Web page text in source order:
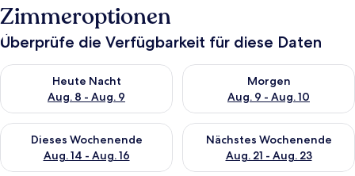
Zimmeroptionen
Überprüfe die Verfügbarkeit für diese Daten
Heute Nacht
Aug. 8 - Aug. 9
Überprüfe die Verfügbarkeit für heute Nacht, Aug. 8 - Aug. 9.
Morgen
Aug. 9 - Aug. 10
Überprüfe die Verfügbarkeit
Dieses Wochenende
Aug. 14 - Aug. 16
Überprüfe die Verfügbarkeit für dieses Wochenende, Aug. 14
Nächstes Wochenende
Aug. 21 - Aug. 23
Überprüfe die Verfügbarkeit